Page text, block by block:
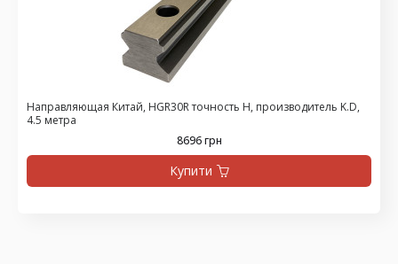
Направляющая Китай, HGR30R точность H, производитель K.D,
4.5 метра
8696 грн
Купити